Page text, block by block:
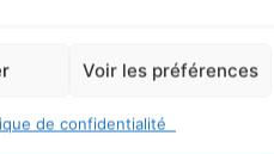
Voir les préférences
de confidentialité